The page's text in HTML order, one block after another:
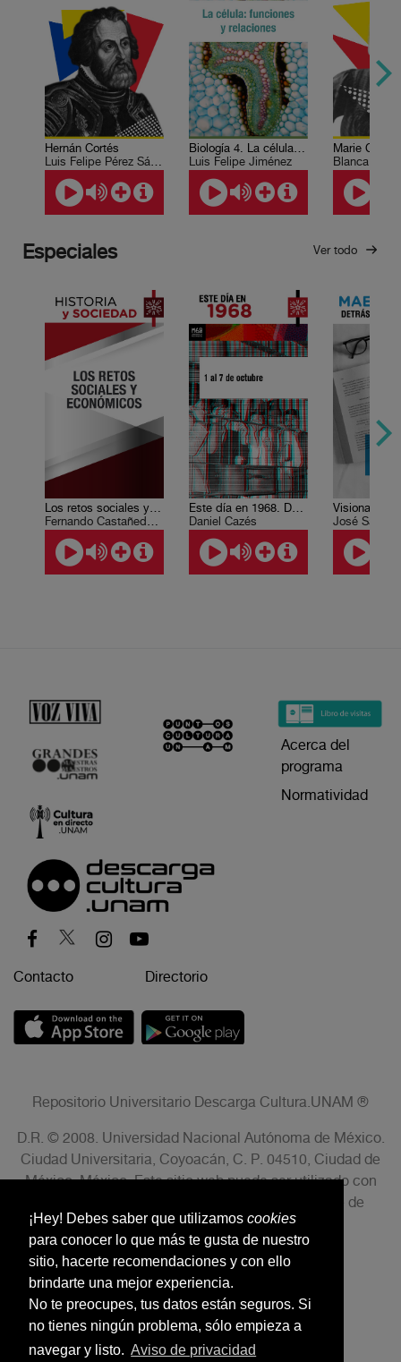
¡Hey! Debes saber que utilizamos cookies
para conocer lo que más te gusta de nuestro
sitio, hacerte recomendaciones y con ello
brindarte una mejor experiencia.
No te preocupes, tus datos están seguros. Si
no tienes ningún problema, sólo empieza a
navegar y listo. Aviso de privacidad
Hernán Cortés
Luis Felipe Pérez Sánchez
Biología 4. La célula: funciones y relaciones
Luis Felipe Jiménez
Marie Curie
Especiales Ver todo
Los retos sociales y económicos
Fernando Castañeda Sabido, Leonardo Lomelí Vanegas
Este día en 1968. Del 1 al 7 de octubre
Daniel Cazés
Acerca del
programa
Normatividad
Contacto Directorio
Repositorio Universitario Descarga Cultura.UNAM ®
D.R. © 2008. Universidad Nacional Autónoma de México.
Ciudad Universitaria, Coyoacán, C. P. 04510, Ciudad de
México, México. Este sitio web puede ser utilizado con
fines no lucrativos siempre que se cite la fuente de
conformidad con el AVISO LEGAL.